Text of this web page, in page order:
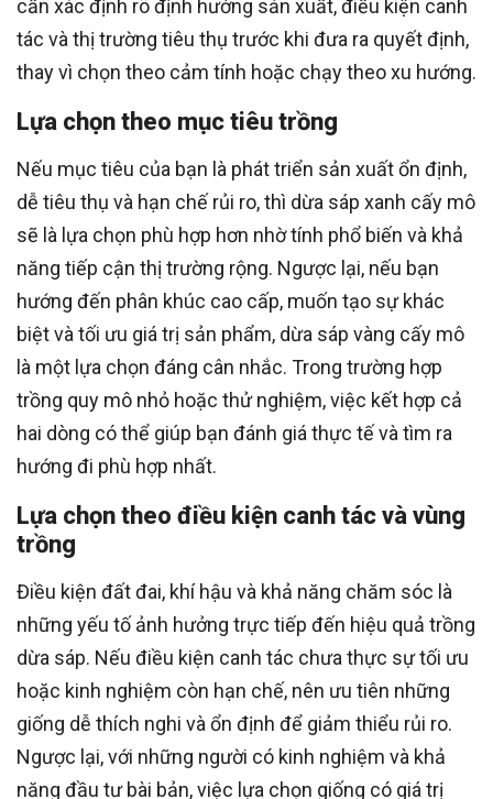
cần xác định rõ định hướng sản xuất, điều kiện canh
tác và thị trường tiêu thụ trước khi đưa ra quyết định,
thay vì chọn theo cảm tính hoặc chạy theo xu hướng.
Lựa chọn theo mục tiêu trồng
Nếu mục tiêu của bạn là phát triển sản xuất ổn định,
dễ tiêu thụ và hạn chế rủi ro, thì dừa sáp xanh cấy mô
sẽ là lựa chọn phù hợp hơn nhờ tính phổ biến và khả
năng tiếp cận thị trường rộng. Ngược lại, nếu bạn
hướng đến phân khúc cao cấp, muốn tạo sự khác
biệt và tối ưu giá trị sản phẩm, dừa sáp vàng cấy mô
là một lựa chọn đáng cân nhắc. Trong trường hợp
trồng quy mô nhỏ hoặc thử nghiệm, việc kết hợp cả
hai dòng có thể giúp bạn đánh giá thực tế và tìm ra
hướng đi phù hợp nhất.
Lựa chọn theo điều kiện canh tác và vùng
trồng
Điều kiện đất đai, khí hậu và khả năng chăm sóc là
những yếu tố ảnh hưởng trực tiếp đến hiệu quả trồng
dừa sáp. Nếu điều kiện canh tác chưa thực sự tối ưu
hoặc kinh nghiệm còn hạn chế, nên ưu tiên những
giống dễ thích nghi và ổn định để giảm thiểu rủi ro.
Ngược lại, với những người có kinh nghiệm và khả
năng đầu tư bài bản, việc lựa chọn giống có giá trị